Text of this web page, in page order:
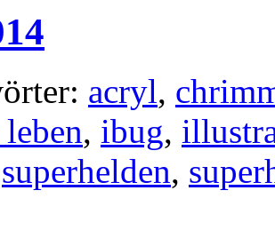
acryl,
, ibug,
superhelden,